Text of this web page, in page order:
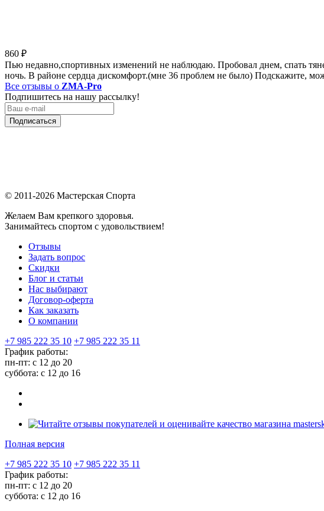
860 ₽
Пью недавно,спортивных изменений не наблюдаю. Пробовал днем, спать
ночь. В районе сердца дискомфорт.(мне 36 проблем не было) Подскажите,
Все отзывы о ZMA-Pro
Подпишитесь на нашу рассылку!
Подписаться
© 2011-2026 Мастерская Спорта
Желаем Вам крепкого здоровья.
Занимайтесь спортом с удовольствием!
Отзывы
Задать вопрос
Скидки
Блог и статьи
Нас выбирают
Договор-оферта
Как заказать
О компании
+7 985 222 35 10 +7 985 222 35 11
График работы:
пн-пт: с 12 до 20
суббота: c 12 до 16
Полная версия
+7 985 222 35 10 +7 985 222 35 11
График работы:
пн-пт: с 12 до 20
суббота: c 12 до 16